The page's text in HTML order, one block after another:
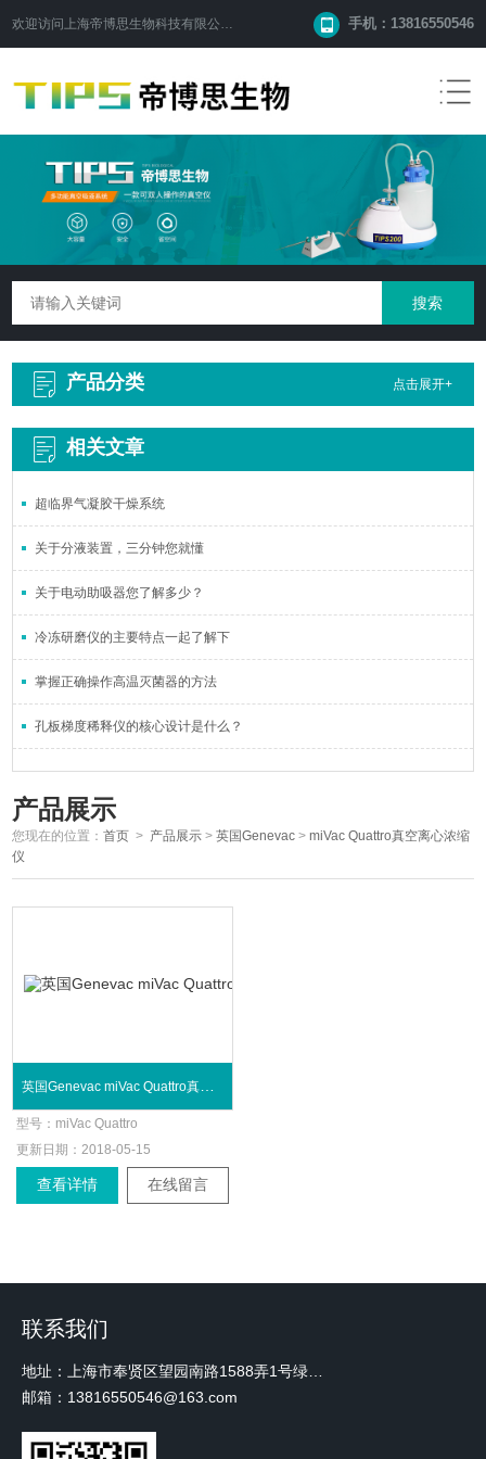
欢迎访问 上海帝博思生物科技有限公司 手机：13816550546
产品分类 点击展开+
相关文章
超临界气凝胶干燥系统
关于分液装置，三分钟您就懂
关于电动助吸器您了解多少？
冷冻研磨仪的主要特点一起了解下
掌握正确操作高温灭菌器的方法
孔板梯度稀释仪的核心设计是什么？
产品展示
您现在的位置：首页 > 产品展示 >英国Genevac >miVac Quattro真空离心浓缩
仪
型号： miVac Quattro
更新日期： 2018-05-15
查看详情 在线留言
联系我们
邮箱：13816550546@163.com